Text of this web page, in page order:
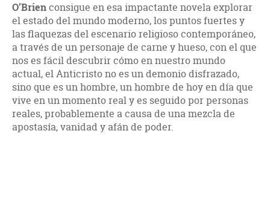
O’Brienconsigue en esa impactante novela explorar
el estado del mundo moderno, los puntos fuertes y
las flaquezas del escenario religioso contemporáneo,
a través de un personaje de carne y hueso, con el que
nos es fácil descubrir cómo en nuestro mundo
actual, el Anticristo no es un demonio disfrazado,
sino que es un hombre, un hombre de hoy en día que
vive en un momento real y es seguido por personas
reales, probablemente a causa de una mezcla de
apostasía, vanidad y afán de poder.